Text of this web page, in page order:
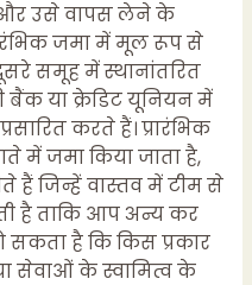
उसे वापस लेने के
जमा में मूल रूप से
समूह में स्थानांतरित
या क्रेडिट यूनियन में
करते हैं। प्रारंभिक
में जमा किया जाता है,
हैं जिन्हें वास्तव में टीम से
है ताकि आप अन्य कर
है कि किस प्रकार
सेवाओं के स्वामित्व के